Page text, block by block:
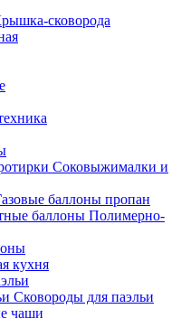
сковорода
Соковыжималки и
баллоны пропан
Полимерно-
кухня
Сковороды для паэльи
чаши